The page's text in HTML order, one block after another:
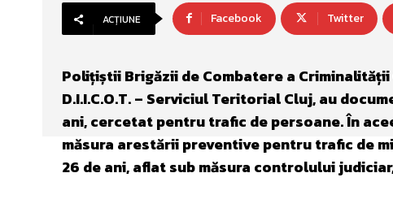
ACȚIUNE Facebook Twitter
Polițiștii Brigăzii de Combatere a
D.I.I.C.O.T. – Serviciul Teritorial Cluj, au
ani, cercetat pentru trafic de persoane. În
măsura arestării preventive pentru trafic de
26 de ani, aflat sub măsura controlului